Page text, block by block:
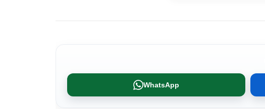
WhatsApp